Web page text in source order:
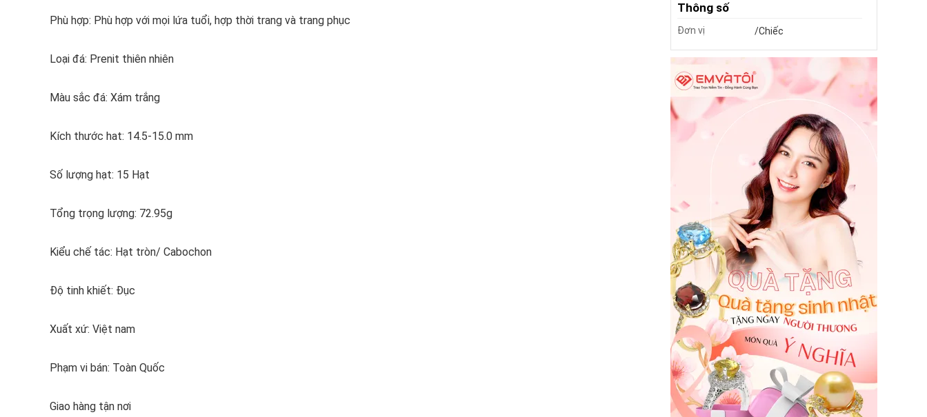
Phù hợp: Phù hợp với mọi lứa tuổi, hợp thời trang và trang phục
Loại đá: Prenit thiên nhiên
Màu sắc đá: Xám trắng
Kích thước hat: 14.5-15.0 mm
Số lượng hạt: 15 Hạt
Tổng trọng lượng: 72.95g
Kiểu chế tác: Hạt tròn/ Cabochon
Độ tinh khiết: Đục
Xuất xứ: Việt nam
Phạm vi bán: Toàn Quốc
Giao hàng tận nơi
Thông số
Đơn vị /Chiếc